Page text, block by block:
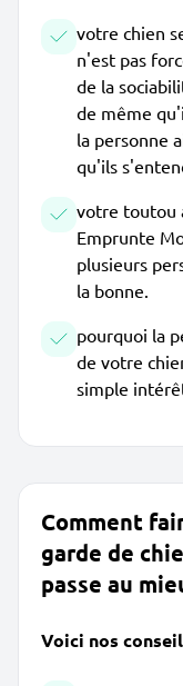
votre chien
n'est pas
de la
de même
la personne
qu'ils
votre toutou
Emprunte
plusieurs
la bonne.
pourquoi la
de votre
simple
Comment
garde de
passe au
Voici nos